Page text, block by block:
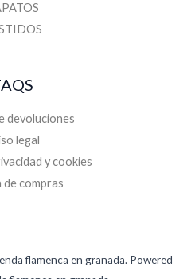
devoluciones
legal
y cookies
de compras
flamenca en granada. Powered